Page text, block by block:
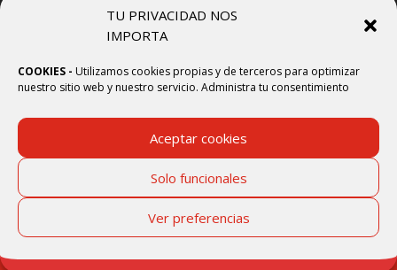
TU PRIVACIDAD NOS
IMPORTA
COOKIES - Utilizamos cookies propias y de terceros para optimizar
nuestro sitio web y nuestro servicio. Administra tu consentimiento
Aceptar cookies
Solo funcionales
Ver preferencias
Web creada por METROCOM
Política Integrada de Gestión
Privacidad y Aviso Legal
Web creada por METROCOM
0